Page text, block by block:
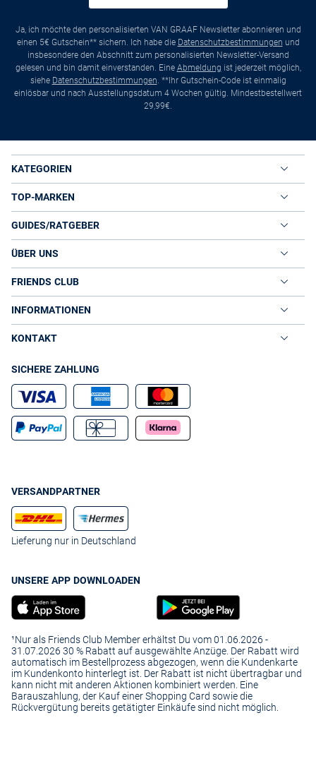
Ja, ich möchte den personalisierten VAN GRAAF Newsletter abonnieren und
einen 5€ Gutschein** sichern. Ich habe die Datenschutzbestimmungen und
insbesondere den Abschnitt zum personalisierten Newsletter-Versand
gelesen und bin damit einverstanden. Eine Abmeldung ist jederzeit möglich,
siehe Datenschutzbestimmungen. **Ihr Gutschein-Code ist einmalig
einlösbar und nach Ausstellungsdatum 4 Wochen gültig. Mindestbestellwert
29,99€.
KATEGORIEN
TOP-MARKEN
GUIDES/RATGEBER
ÜBER UNS
FRIENDS CLUB
INFORMATIONEN
KONTAKT
SICHERE ZAHLUNG
VERSANDPARTNER
Lieferung nur in Deutschland
UNSERE APP DOWNLOADEN
¹Nur als Friends Club Member erhältst Du vom 01.06.2026 -
31.07.2026 30 % Rabatt auf ausgewählte Anzüge. Der Rabatt wird
automatisch im Bestellprozess abgezogen, wenn die Kundenkarte
im Kundenkonto hinterlegt ist. Der Rabatt ist nicht übertragbar und
kann nicht mit anderen Aktionen kombiniert werden. Eine
Barauszahlung, der Kauf einer Shopping Card sowie die
Rückvergütung bereits getätigter Einkäufe sind nicht möglich.